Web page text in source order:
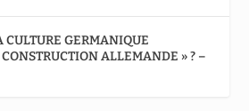
GERMANIQUE
ALLEMANDE » ? –